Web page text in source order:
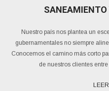
SANEAMIENTO
Nuestro país nos plantea un
gubernamentales no siempre
Conocemos el camino más corto
de nuestros clientes